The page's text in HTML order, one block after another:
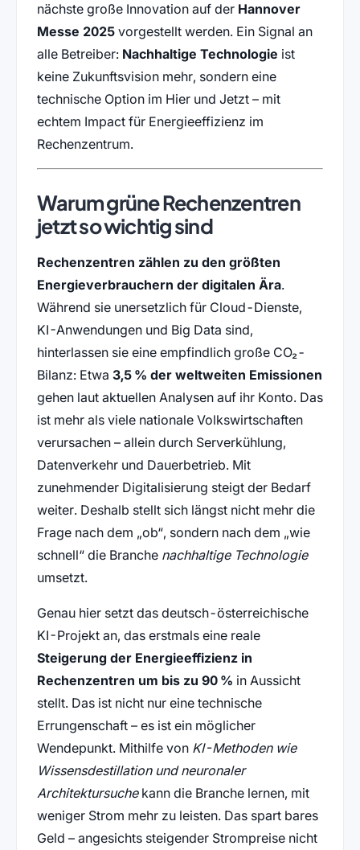
nächste große Innovation auf der Hannover
Messe 2025vorgestellt werden. Ein Signal an
alle Betreiber: Nachhaltige Technologie ist
keine Zukunftsvision mehr, sondern eine
technische Option im Hier und Jetzt – mit
echtem Impact für Energieeffizienz im
Rechenzentrum.
Warum grüne Rechenzentren
jetzt so wichtig sind
Rechenzentren zählen zu den größten
Energieverbrauchern der digitalen Ära.
Während sie unersetzlich für Cloud-Dienste,
KI-Anwendungen und Big Data sind,
hinterlassen sie eine empfindlich große CO₂-
Bilanz: Etwa 3,5 % der weltweiten Emissionen
gehen laut aktuellen Analysen auf ihr Konto. Das
ist mehr als viele nationale Volkswirtschaften
verursachen – allein durch Serverkühlung,
Datenverkehr und Dauerbetrieb. Mit
zunehmender Digitalisierung steigt der Bedarf
weiter. Deshalb stellt sich längst nicht mehr die
Frage nach dem „ob“, sondern nach dem „wie
schnell“ die Branche nachhaltige Technologie
umsetzt.
Genau hier setzt das deutsch-österreichische
KI-Projekt an, das erstmals eine reale
Steigerung der Energieeffizienz in
Rechenzentren um bis zu 90 % in Aussicht
stellt. Das ist nicht nur eine technische
Errungenschaft – es ist ein möglicher
Wendepunkt. Mithilfe von KI-Methoden wie
Wissensdestillation und neuronaler
Architektursuchekann die Branche lernen, mit
weniger Strom mehr zu leisten. Das spart bares
Geld – angesichts steigender Strompreise nicht